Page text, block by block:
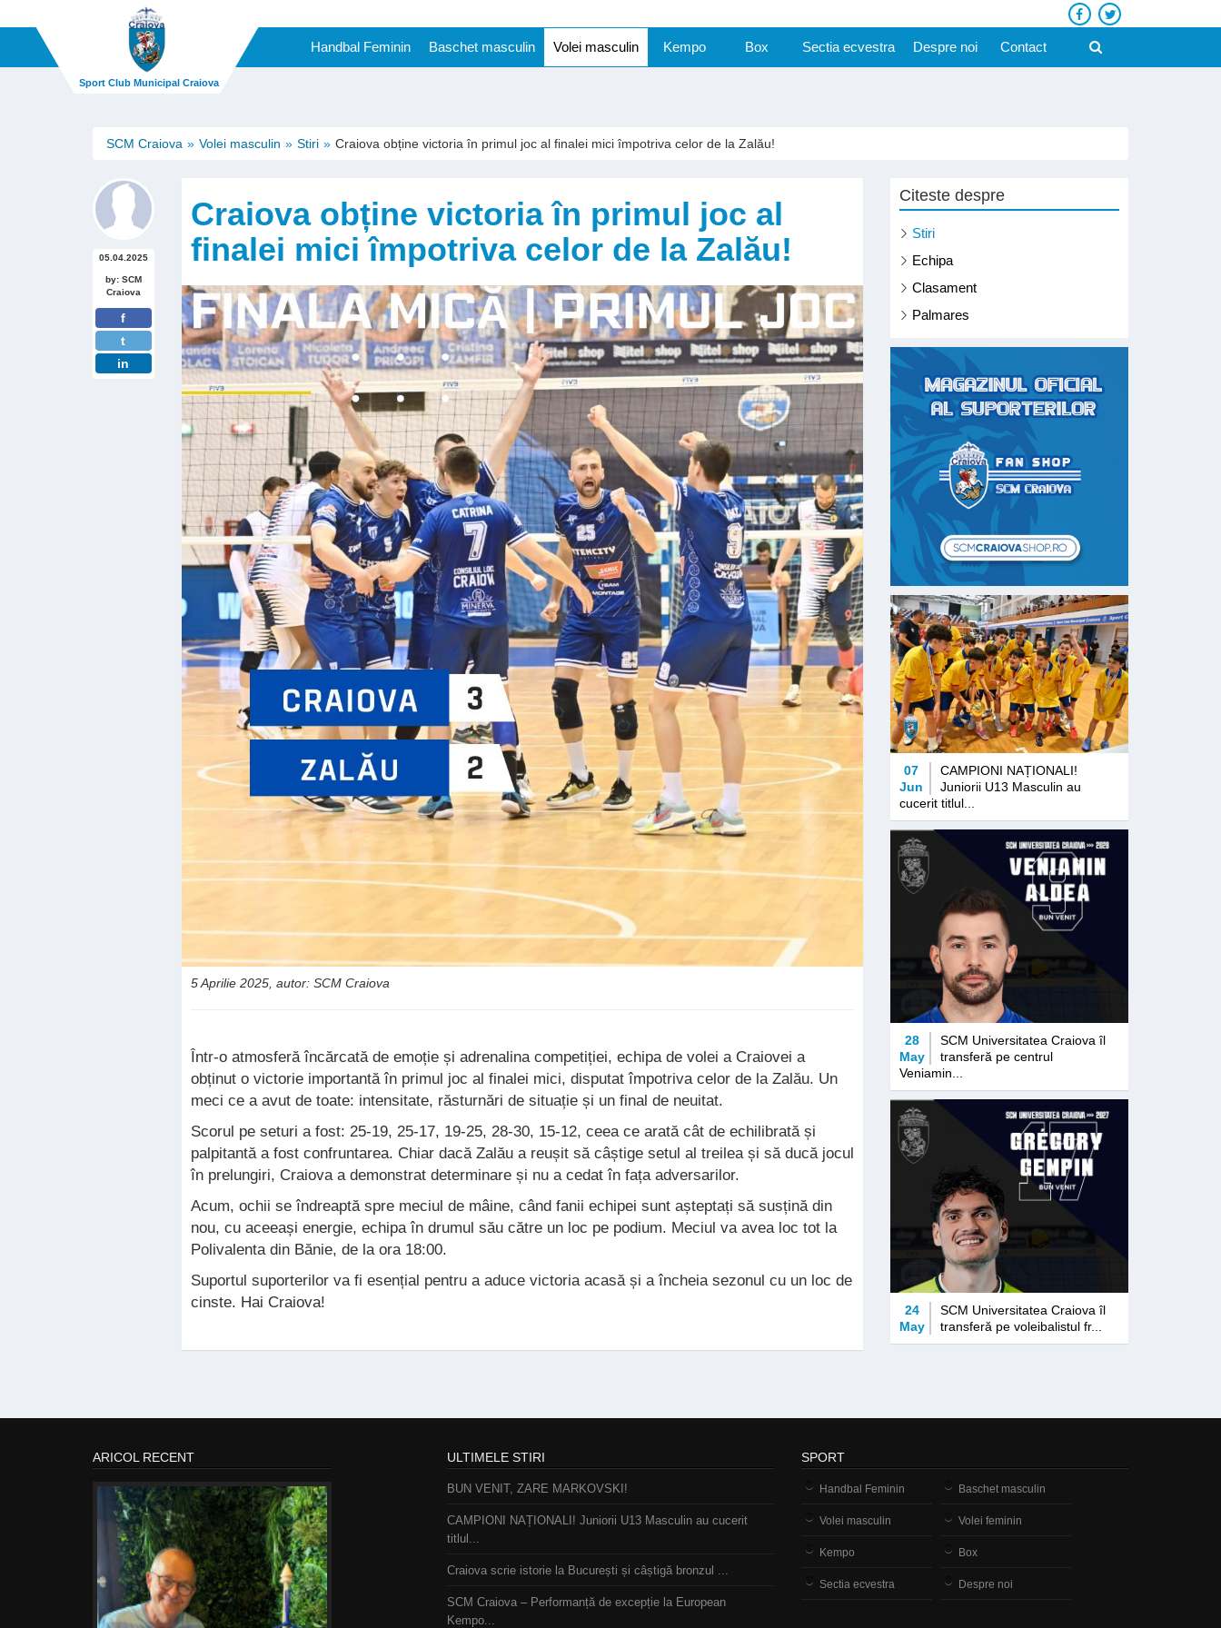
Sport Club Municipal Craiova
Handbal Feminin Baschet masculin Volei masculin Kempo Box Sectia ecvestra Despre noi Contact
SCM Craiova Volei masculin Stiri Craiova obține victoria în primul joc al finalei mici împotriva celor de la Zalău!
05.04.2025
by: SCM
Craiova
f
t
in
Craiova obține victoria în primul joc al
finalei mici împotriva celor de la Zalău!
5 Aprilie 2025, autor: SCM Craiova
Într-o atmosferă încărcată de emoție și adrenalina competiției, echipa de volei a Craiovei a
obținut o victorie importantă în primul joc al finalei mici, disputat împotriva celor de la Zalău. Un
meci ce a avut de toate: intensitate, răsturnări de situație și un final de neuitat.
Scorul pe seturi a fost: 25-19, 25-17, 19-25, 28-30, 15-12, ceea ce arată cât de echilibrată și
palpitantă a fost confruntarea. Chiar dacă Zalău a reușit să câștige setul al treilea și să ducă jocul
în prelungiri, Craiova a demonstrat determinare și nu a cedat în fața adversarilor.
Acum, ochii se îndreaptă spre meciul de mâine, când fanii echipei sunt așteptați să susțină din
nou, cu aceeași energie, echipa în drumul său către un loc pe podium. Meciul va avea loc tot la
Polivalenta din Bănie, de la ora 18:00.
Suportul suporterilor va fi esențial pentru a aduce victoria acasă și a încheia sezonul cu un loc de
cinste. Hai Craiova!
Citeste despre
Stiri
Echipa
Clasament
Palmares
07
Jun
CAMPIONI NAȚIONALI!
Juniorii U13 Masculin au
cucerit titlul...
28
May
SCM Universitatea Craiova îl
transferă pe centrul
Veniamin...
24
May
SCM Universitatea Craiova îl
transferă pe voleibalistul fr...
ARICOL RECENT ULTIMELE STIRI
BUN VENIT, ZARE MARKOVSKI!
CAMPIONI NAȚIONALI! Juniorii U13 Masculin au cucerit
titlul...
Craiova scrie istorie la București și câștigă bronzul ...
SCM Craiova – Performanță de excepție la European
Kempo...
SPORT
Handbal Feminin Baschet masculin
Volei masculin Volei feminin
Kempo Box
Sectia ecvestra Despre noi